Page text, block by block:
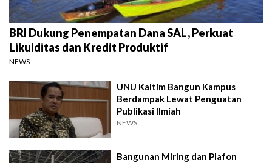
BRI Dukung Penempatan Dana SAL, Perkuat
Likuiditas dan Kredit Produktif
NEWS
UNU Kaltim Bangun Kampus
Berdampak Lewat Penguatan
Publikasi Ilmiah
NEWS
Bangunan Miring dan Plafon